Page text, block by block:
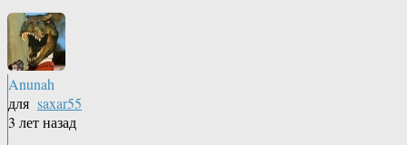
Anunah
для saxar55
3 лет назад